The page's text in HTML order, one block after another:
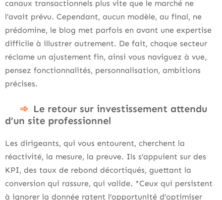
canaux transactionnels plus vite que le marché ne
l’avait prévu. Cependant, aucun modèle, au final, ne
prédomine, le blog met parfois en avant une expertise
difficile à illustrer autrement. De fait, chaque secteur
réclame un ajustement fin, ainsi vous naviguez à vue,
pensez fonctionnalités, personnalisation, ambitions
précises.
Le retour sur investissement attendu
d’un site professionnel
Les dirigeants, qui vous entourent, cherchent la
réactivité, la mesure, la preuve. Ils s’appuient sur des
KPI, des taux de rebond décortiqués, guettant la
conversion qui rassure, qui valide. *Ceux qui persistent
à ignorer la donnée ratent l’opportunité d’optimiser